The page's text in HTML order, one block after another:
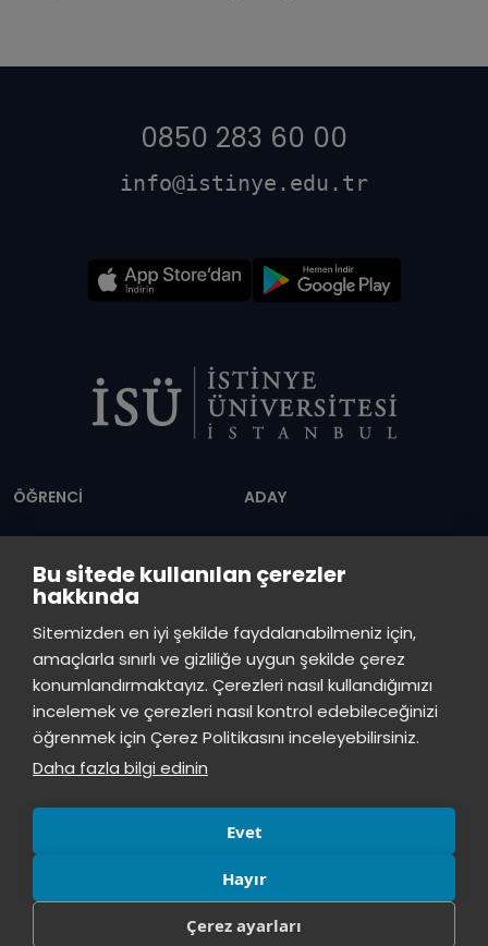
Bu sitede kullanılan çerezler
hakkında
Sitemizden en iyi şekilde faydalanabilmeniz için,
amaçlarla sınırlı ve gizliliğe uygun şekilde çerez
konumlandırmaktayız. Çerezleri nasıl kullandığımızı
incelemek ve çerezleri nasıl kontrol edebileceğinizi
öğrenmek için Çerez Politikasını inceleyebilirsiniz.
Daha fazla bilgi edinin
Evet
Hayır
Çerez ayarları
0850 283 60 00
info@istinye.edu.tr
ÖĞRENCİ
Takvim
Duyurular
Öğrenci Bilgi Sistemi
ADAY
Programları
Lisansüstü
Sürekli Eğitim Merkezi
İSTİNYE
çevrimiçi
İstinye Üniversitesi
Merhaba! Size nasıl yardımcı
olabilirim?